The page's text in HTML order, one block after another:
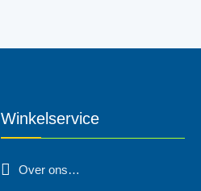
Winkelservice
Over ons…